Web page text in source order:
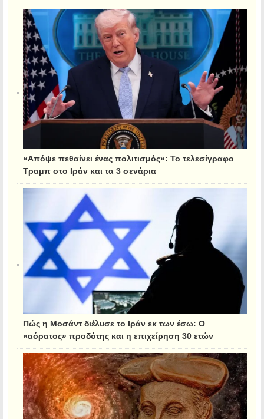
«Απόψε πεθαίνει ένας πολιτισμός»: Το τελεσίγραφο
Τραμπ στο Ιράν και τα 3 σενάρια
Πώς η Μοσάντ διέλυσε το Ιράν εκ των έσω: Ο
«αόρατος» προδότης και η επιχείρηση 30 ετών